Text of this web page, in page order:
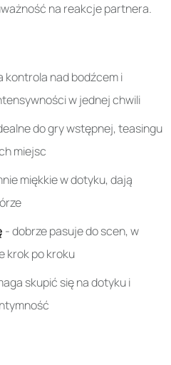
na reakcje partnera.
kontrola nad bodźcem i
w jednej chwili
do gry wstępnej, teasingu
miejsc
miękkie w dotyku, dają
- dobrze pasuje do scen, w
krok po kroku
skupić się na dotyku i